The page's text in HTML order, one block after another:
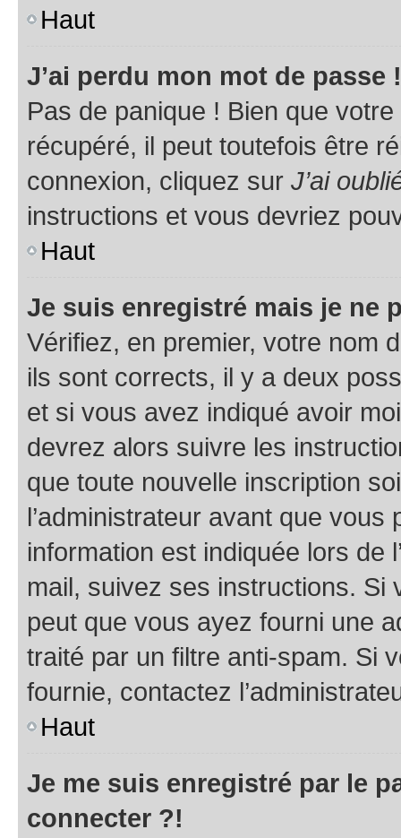
Haut
J’ai perdu mon mot de passe !
Pas de panique ! Bien que
récupéré, il peut toutefois être
connexion, cliquez sur J’ai
instructions et vous devriez
Haut
Je suis enregistré mais je ne
Vérifiez, en premier, votre nom
ils sont corrects, il y a deux
et si vous avez indiqué avoir
devrez alors suivre les
que toute nouvelle inscription
l’administrateur avant que
information est indiquée lors de
mail, suivez ses instructions. Si
peut que vous ayez fourni une
traité par un filtre anti-spam. Si
fournie, contactez
Haut
Je me suis enregistré par le
connecter ?!